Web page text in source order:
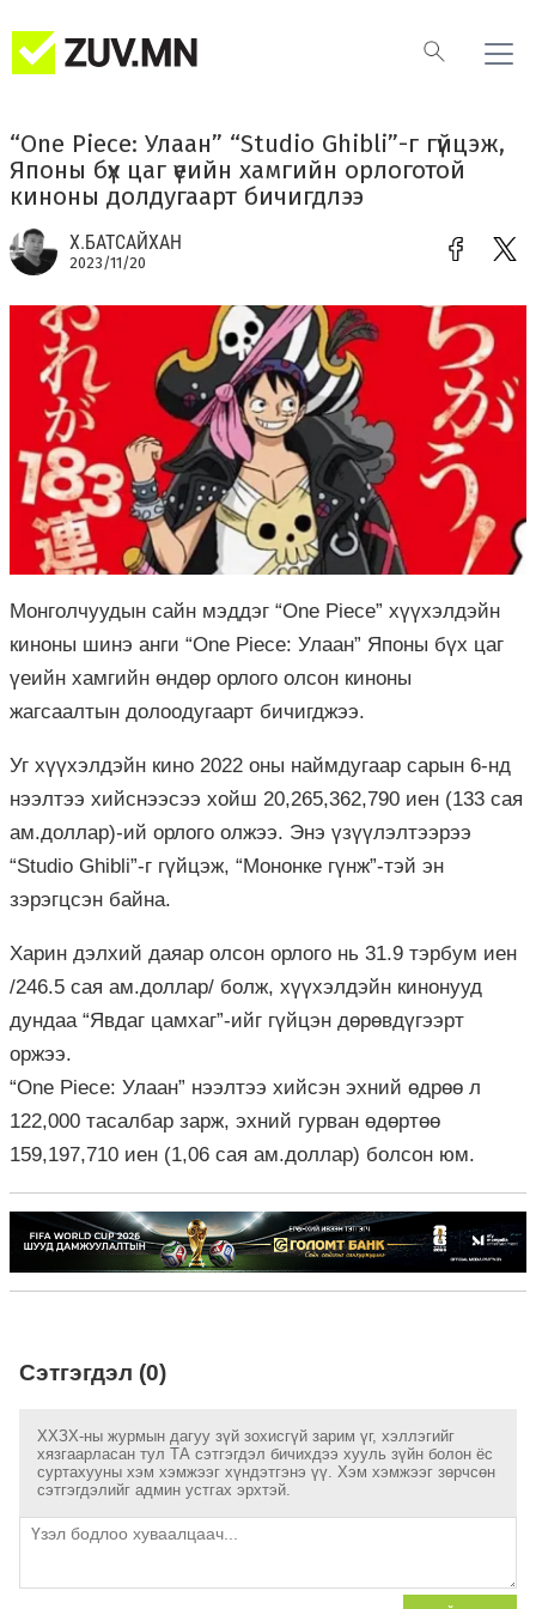
“One Piece: Улаан” “Studio Ghibli”-г гүйцэж,
Японы бүх цаг үеийн хамгийн орлоготой
киноны долдугаарт бичигдлээ
Х.БАТСАЙХАН
2023/11/20
Монголчуудын сайн мэддэг “One Piece” хүүхэлдэйн
киноны шинэ анги “One Piece: Улаан” Японы бүх цаг
үеийн хамгийн өндөр орлого олсон киноны
жагсаалтын долоодугаарт бичигджээ.
Уг хүүхэлдэйн кино 2022 оны наймдугаар сарын 6-нд
нээлтээ хийснээсээ хойш 20,265,362,790 иен (133 сая
ам.доллар)-ий орлого олжээ. Энэ үзүүлэлтээрээ
“Studio Ghibli”-г гүйцэж, “Мононке гүнж”-тэй эн
зэрэгцсэн байна.
Харин дэлхий даяар олсон орлого нь 31.9 тэрбум иен
/246.5 сая ам.доллар/ болж, хүүхэлдэйн кинонууд
дундаа “Явдаг цамхаг”-ийг гүйцэн дөрөвдүгээрт
оржээ.
“One Piece: Улаан” нээлтээ хийсэн эхний өдрөө л
122,000 тасалбар зарж, эхний гурван өдөртөө
159,197,710 иен (1,06 сая ам.доллар) болсон юм.
Сэтгэгдэл (0)
ХХЗХ-ны журмын дагуу зүй зохисгүй зарим үг, хэллэгийг
хязгаарласан тул ТА сэтгэгдэл бичихдээ хууль зүйн болон ёс
суртахууны хэм хэмжээг хүндэтгэнэ үү. Хэм хэмжээг зөрчсөн
сэтгэгдэлийг админ устгах эрхтэй.